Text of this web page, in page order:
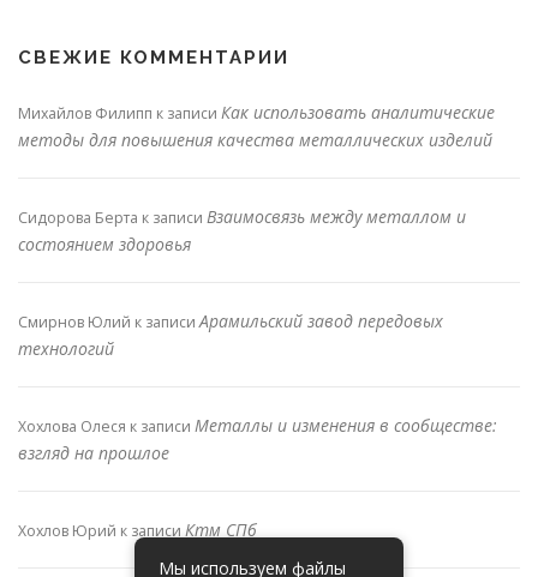
СВЕЖИЕ КОММЕНТАРИИ
Михайлов Филипп к записи Как использовать аналитические
методы для повышения качества металлических изделий
Сидорова Берта к записи Взаимосвязь между металлом и
состоянием здоровья
Смирнов Юлий к записиАрамильский завод передовых
технологий
Хохлова Олеся к записи Металлы и изменения в сообществе:
взгляд на прошлое
Хохлов Юрий к записи Ктм СПб
Мы используем файлы